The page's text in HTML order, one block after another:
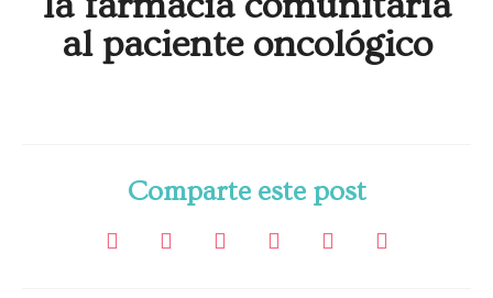
al paciente oncológico
Comparte este post